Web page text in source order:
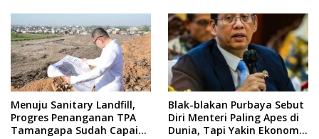
Menuju Sanitary Landfill,
Progres Penanganan TPA
Tamangapa Sudah Capai
Blak-blakan Purbaya Sebut
Diri Menteri Paling Apes di
Dunia, Tapi Yakin Ekonomi